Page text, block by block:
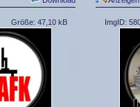
Größe: 47,10 kB ImgID: